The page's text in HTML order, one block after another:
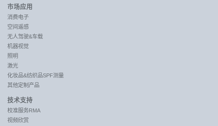
市场应用
消费电子
空间遥感
无人驾驶&车载
机器视觉
照明
激光
化妆品&纺织品SPF测量
其他定制产品
技术支持
校准服务RMA
视频欣赏